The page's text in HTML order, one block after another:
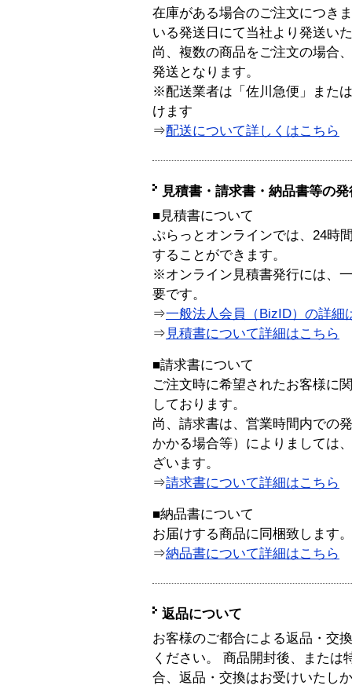
在庫がある場合のご注文につき
いる発送日にて当社より発送い
尚、複数の商品をご注文の場合
発送となります。
※配送業者は「佐川急便」また
けます
⇒配送について詳しくはこちら
見積書・請求書・納品書等の
■見積書について
ぷらっとオンラインでは、24時
することができます。
※オンライン見積書発行には、
要です。
⇒一般法人会員（BizID）の詳細
⇒ 見積書について詳細はこちら
■請求書について
ご注文時に希望されたお客様に
しております。
尚、請求書は、営業時間内での
かかる場合等）によりましては
ざいます。
⇒請求書について詳細はこちら
■納品書について
お届けする商品に同梱致します。
⇒納品書について詳細はこちら
返品について
お客様のご都合による返品・交
ください。 商品開封後、または
合、返品・交換はお受けいたし